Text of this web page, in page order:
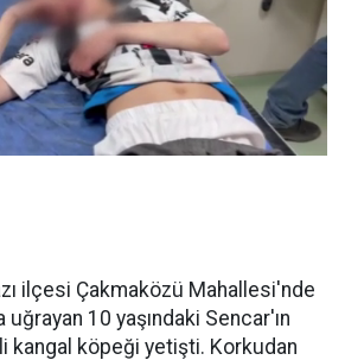
ilçesi Çakmaközü Mahallesi'nde
uğrayan 10 yaşındaki Sencar'ın
kangal köpeği yetişti. Korkudan